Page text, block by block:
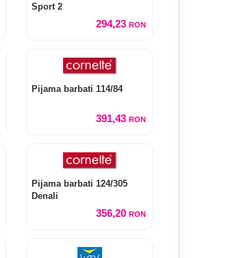
Sport 2
294,23 RON
Pijama barbati 114/84
391,43 RON
Pijama barbati 124/305
Denali
356,20 RON